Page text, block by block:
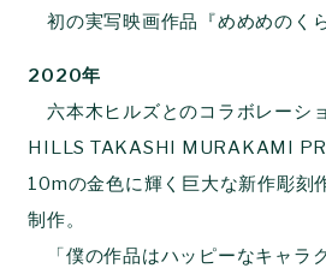
初の実写映画作品『めめめのく
2020年
六本木ヒルズとのコラボレーシ
HILLS TAKASHI MURAKAMI
10mの金色に輝く巨大な新作彫刻
制作。
「僕の作品はハッピーなキャラ